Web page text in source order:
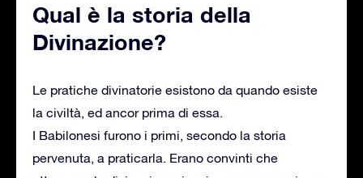
Qual è la storia della
Divinazione?
Le pratiche divinatorie esistono da quando esiste
la civiltà, ed ancor prima di essa.
I Babilonesi furono i primi, secondo la storia
pervenuta, a praticarla. Erano convinti che